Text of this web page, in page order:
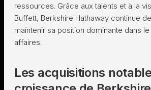
ressources. Grâce aux talents et à la
Buffett, Berkshire Hathaway continue
maintenir sa position dominante dans
affaires.
Les acquisitions